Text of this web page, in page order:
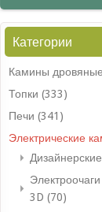
Категории
Камины
Топки (333)
Печи (341)
Электрические
3D (70)